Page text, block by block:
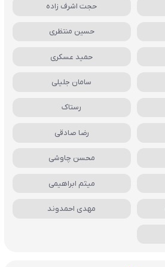
حجت اشرف زاده
حسین منتظری
حمید عسکری
سامان جلیلی
رستاک
رضا صادقی
محسن چاوشی
میثم ابراهیمی
مهدی احمدوند